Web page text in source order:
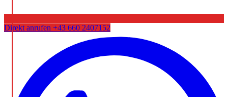
Direkt anrufen +43 660 2407152